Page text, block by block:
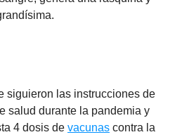
siguieron las instrucciones de
salud durante la pandemia y
4 dosis de vacunas contra la